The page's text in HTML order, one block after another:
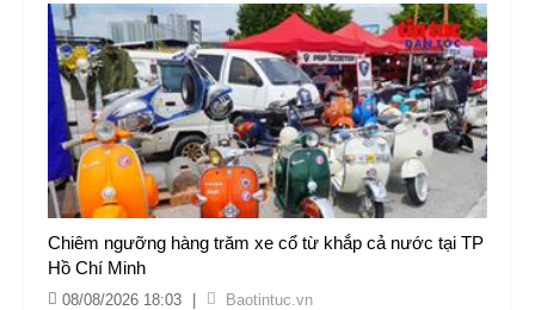
Chiêm ngưỡng hàng trăm xe cổ từ khắp cả nước tại TP
Hồ Chí Minh
08/08/2026 18:03 Baotintuc.vn